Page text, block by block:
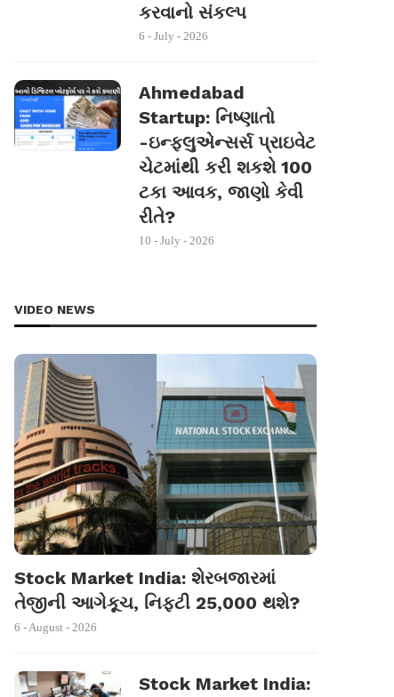
કરવાનો સંકલ્પ
6 - July - 2026
Ahmedabad
Startup: નિષ્ણાતો
-ઇન્ફ્લુએન્સર્સ પ્રાઇવેટ
ચેટમાંથી કરી શકશે 100
ટકા આવક, જાણો કેવી
રીતે?
10 - July - 2026
VIDEO NEWS
Stock Market India: શેરબજારમાં
તેજીની આગેકૂચ, નિફ્ટી 25,000 થશે?
6 - August - 2026
Stock Market India: